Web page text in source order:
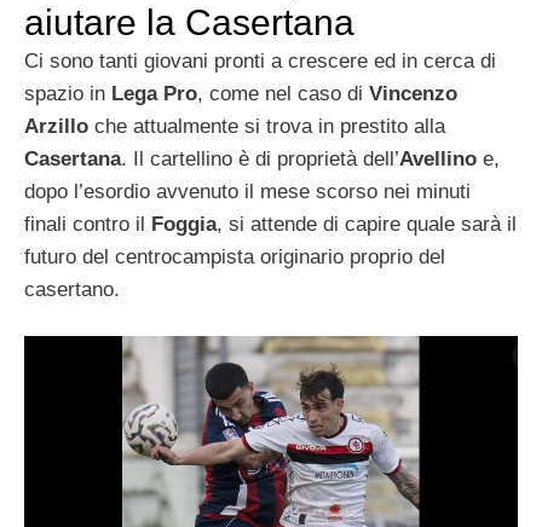
aiutare la Casertana
Ci sono tanti giovani pronti a crescere ed in cerca di
spazio in Lega Pro, come nel caso di Vincenzo
Arzillo che attualmente si trova in prestito alla
Casertana. Il cartellino è di proprietà dell’Avellino e,
dopo l’esordio avvenuto il mese scorso nei minuti
finali contro il Foggia, si attende di capire quale sarà il
futuro del centrocampista originario proprio del
casertano.